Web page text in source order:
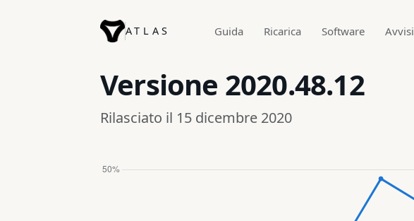
ATLAS Guida Ricarica Software Avvisi
Versione 2020.48.12
Rilasciato il 15 dicembre 2020